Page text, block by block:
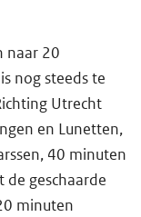
naar 20
nog steeds te
Utrecht
en Lunetten,
40 minuten
geschaarde
minuten